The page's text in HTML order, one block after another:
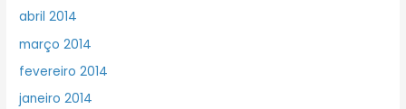
abril 2014
março 2014
fevereiro 2014
janeiro 2014